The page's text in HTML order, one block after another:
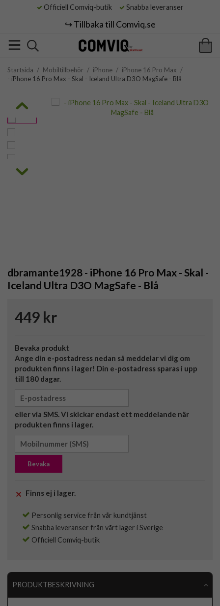
Officiell Comviq-butik Snabba leveranser
↪️ Tillbaka till Comviq.se
Startsida / Mobiltillbehör / iPhone / iPhone 16 Pro Max /
- iPhone 16 Pro Max - Skal - Iceland Ultra D3O MagSafe - Blå
dbramante1928 - iPhone 16 Pro Max - Skal -
Iceland Ultra D3O MagSafe - Blå
449 kr
Bevaka produkt
Ange din e-postadress nedan så meddelar vi dig om
produkten finns i lager! Din e-postadress sparas i upp
till 180 dagar.
eller via SMS. Vi skickar endast ett meddelande när
produkten finns i lager.
Bevaka
Finns ej i lager.
Personlig service från vår kundtjänst
Snabba leveranser från vårt lager i Sverige
Officiell Comviq-butik
PRODUKTBESKRIVNING